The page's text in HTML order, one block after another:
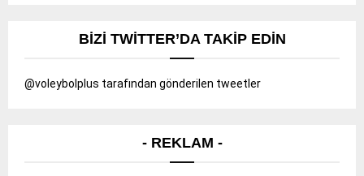
BIZI TWITTER’DA TAKIP EDIN
@voleybolplus tarafından gönderilen tweetler
- REKLAM -